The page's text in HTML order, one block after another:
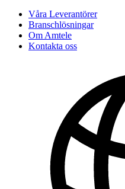
Våra Leverantörer
Branschlösningar
Om Amtele
Kontakta oss